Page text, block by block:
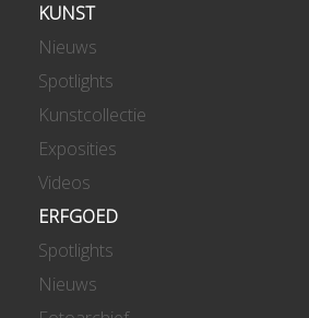
KUNST
Nieuws
Spotlights
Kunstcollectie
Exposities
Videos
ERFGOED
Spotlights
Nieuws